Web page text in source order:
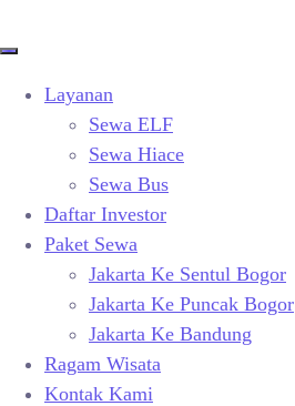
Layanan
Sewa ELF
Sewa Hiace
Sewa Bus
Daftar Investor
Paket Sewa
Jakarta Ke Sentul Bogor
Jakarta Ke Puncak Bogor
Jakarta Ke Bandung
Ragam Wisata
Kontak Kami